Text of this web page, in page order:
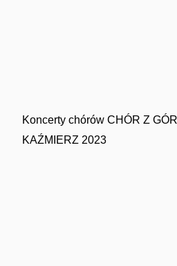
Koncerty chórów CHÓR Z
KAŹMIERZ 2023